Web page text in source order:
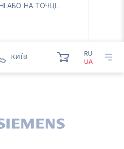
АБО НА ТОЧЦІ.
КИЇВ
RU
UA